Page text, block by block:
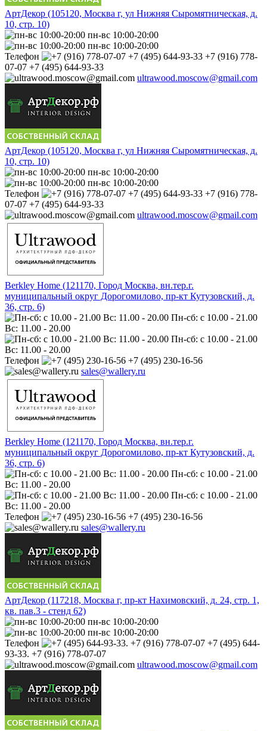
АртДекор (105120, Москва г, ул Нижняя Сыромятническая, д.
10, стр. 10)
пн-вс 10:00-20:00
пн-вс 10:00-20:00
Телефон
+7 (916) 778-
07-07 +7 (495) 644-93-33
ultrawood.moscow@gmail.com
АртДекор (105120, Москва г, ул Нижняя Сыромятническая, д.
10, стр. 10)
пн-вс 10:00-20:00
пн-вс 10:00-20:00
Телефон
+7 (916) 778-
07-07 +7 (495) 644-93-33
ultrawood.moscow@gmail.com
Berkley Home (121170, Город Москва, вн.тер.г.
муниципальный округ Дорогомилово, пр-кт Кутузовский, д.
36, стр. 6)
Пн-сб: с 10.00 - 21.00
Вс: 11.00 - 20.00
Пн-сб: с 10.00 - 21.00
Вс: 11.00 - 20.00
Телефон
+7 (495) 230-16-56
sales@wallery.ru
Berkley Home (121170, Город Москва, вн.тер.г.
муниципальный округ Дорогомилово, пр-кт Кутузовский, д.
36, стр. 6)
Пн-сб: с 10.00 - 21.00
Вс: 11.00 - 20.00
Пн-сб: с 10.00 - 21.00
Вс: 11.00 - 20.00
Телефон
+7 (495) 230-16-56
sales@wallery.ru
АртДекор (117218, Москва г, пр-кт Нахимовский, д. 24, стр. 1,
кв. пав.3 - стенд 62)
пн-вс 10:00-20:00
пн-вс 10:00-20:00
Телефон
+7 (495) 644-
93-33. +7 (916) 778-07-07
ultrawood.moscow@gmail.com